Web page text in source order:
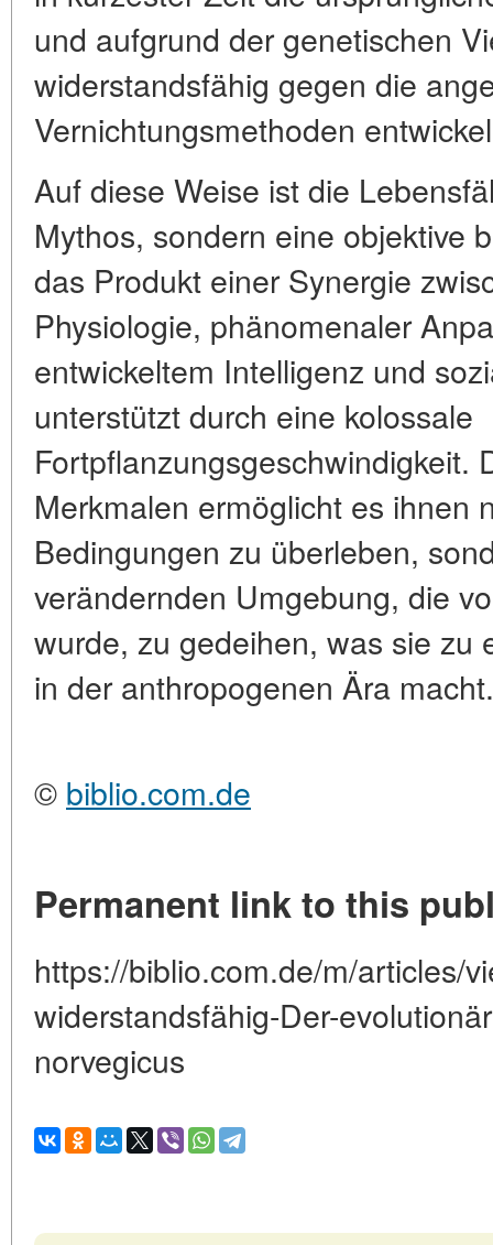
und aufgrund der genetischen
widerstandsfähig gegen die
Vernichtungsmethoden
Auf diese Weise ist die
Mythos, sondern eine objektive
das Produkt einer Synergie
Physiologie, phänomenaler
entwickeltem Intelligenz und
unterstützt durch eine kolossale
Fortpflanzungsgeschwindigkeit.
Merkmalen ermöglicht es ihnen
Bedingungen zu überleben,
verändernden Umgebung, die
wurde, zu gedeihen, was sie zu
in der anthropogenen Ära macht.
© biblio.com.de
Permanent link to this
https://biblio.com.de/m/articles/
widerstandsfähig-Der-
norvegicus